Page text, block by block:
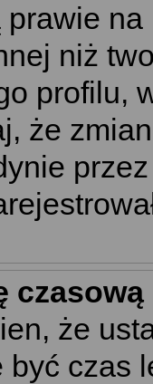
niż
profilu,
że
że
czas